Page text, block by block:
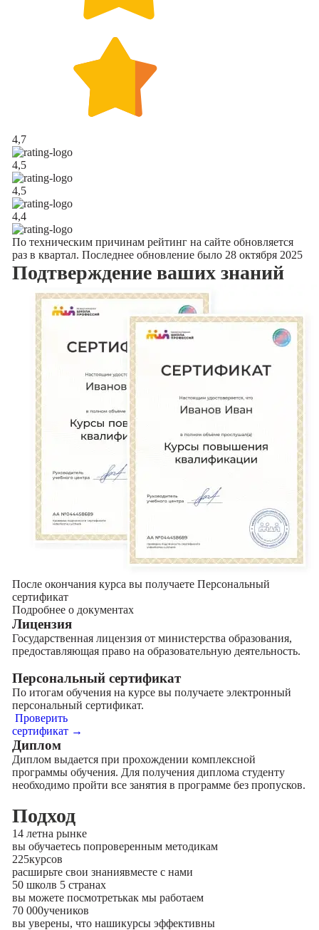
4,7
4,5
4,5
4,4
По техническим причинам рейтинг на сайте обновляется
раз в квартал. Последнее обновление было 28 октября 2025
Подтверждение ваших знаний
После окончания курса вы получаете Персональный
сертификат
Подробнее о документах
Лицензия
Государственная лицензия от министерства образования,
предоставляющая право на образовательную деятельность.
Персональный сертификат
По итогам обучения на курсе вы получаете электронный
персональный сертификат.
Проверить
сертификат →
Диплом
Диплом выдается при прохождении комплексной
программы обучения. Для получения диплома студенту
необходимо пройти все занятия в программе без пропусков.
Подход
14 летна рынке
вы обучаетесь попроверенным методикам
225курсов
расширьте свои знаниявместе с нами
50 школв 5 странах
вы можете посмотретькак мы работаем
70 000учеников
вы уверены, что нашикурсы эффективны